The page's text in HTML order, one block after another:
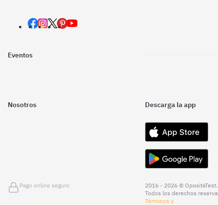
Eventos
Nosotros Descarga la app
Pago online seguro
2016 - 2026 © OpositaTest.
Todos los derechos
Términos y